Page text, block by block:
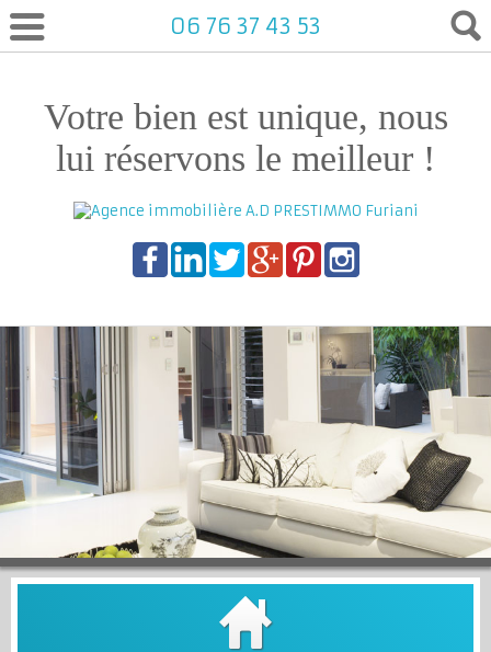
Votre bien est unique, nous
lui réservons le meilleur !
06 76 37 43 53